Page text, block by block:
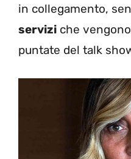
in collegamento,
servizi che
puntate del talk